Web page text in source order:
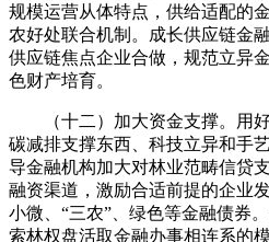
规模运营从体特点，供给适配的
农好处联合机制。成长供应链金
供应链焦点企业合做，规范立异
色财产培育。
（十二）加大资金支撑。用好
碳减排支撑东西、科技立异和手
导金融机构加大对林业范畴信贷
融资渠道，激励合适前提的企业
小微、“三农”、绿色等金融债券
索林权盘活取金融办事相连系的模